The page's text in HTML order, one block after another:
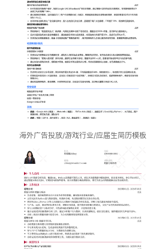
海外广告投放/游戏行业/应届生简历模板